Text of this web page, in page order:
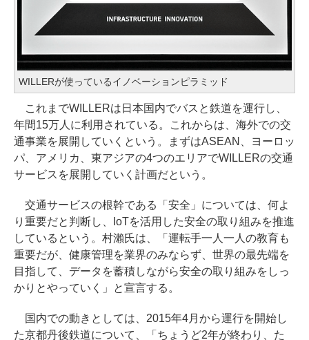
WILLERが使っているイノベーションピラミッド
これまでWILLERは日本国内でバスと鉄道を運行し、
年間15万人に利用されている。これからは、海外での交
通事業を展開していくという。まずはASEAN、ヨーロッ
パ、アメリカ、東アジアの4つのエリアでWILLERの交通
サービスを展開していく計画だという。
交通サービスの根幹である「安全」については、何よ
り重要だと判断し、IoTを活用した安全の取り組みを推進
しているという。村瀨氏は、「運転手一人一人の教育も
重要だが、健康管理を業界のみならず、世界の最先端を
目指して、データを蓄積しながら安全の取り組みをしっ
かりとやっていく」と宣言する。
国内での動きとしては、2015年4月から運行を開始し
た京都丹後鉄道について、「ちょうど2年が終わり、た